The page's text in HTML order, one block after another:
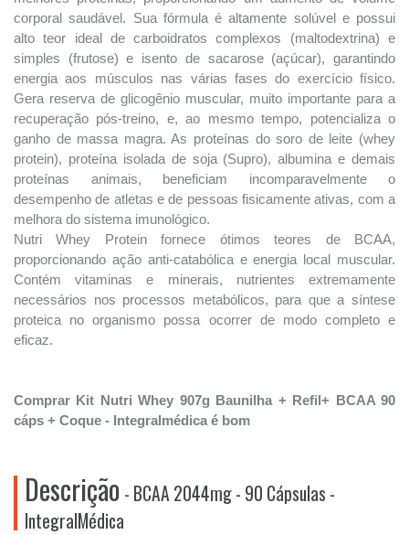
corporal saudável. Sua fórmula é altamente solúvel e possui
alto teor ideal de carboidratos complexos (maltodextrina) e
simples (frutose) e isento de sacarose (açúcar), garantindo
energia aos músculos nas várias fases do exercício físico.
Gera reserva de glicogênio muscular, muito importante para a
recuperação pós-treino, e, ao mesmo tempo, potencializa o
ganho de massa magra. As proteínas do soro de leite (whey
protein), proteína isolada de soja (Supro), albumina e demais
proteínas animais, beneficiam incomparavelmente o
desempenho de atletas e de pessoas fisicamente ativas, com a
melhora do sistema imunológico.
Nutri Whey Protein fornece ótimos teores de BCAA,
proporcionando ação anti-catabólica e energia local muscular.
Contém vitaminas e minerais, nutrientes extremamente
necessários nos processos metabólicos, para que a síntese
proteica no organismo possa ocorrer de modo completo e
eficaz.
Comprar Kit Nutri Whey 907g Baunilha + Refil+ BCAA 90
cáps + Coque - Integralmédica é bom
Descrição - BCAA 2044mg - 90 Cápsulas -
IntegralMédica